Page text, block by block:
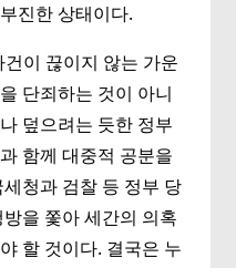
진한 상태이다.
이 끊이지 않는 가운
단죄하는 것이 아니
덮으려는 듯한 정부
함께 대중적 공분을
청과 검찰 등 정부 당
을 쫓아 세간의 의혹
할 것이다. 결국은 누